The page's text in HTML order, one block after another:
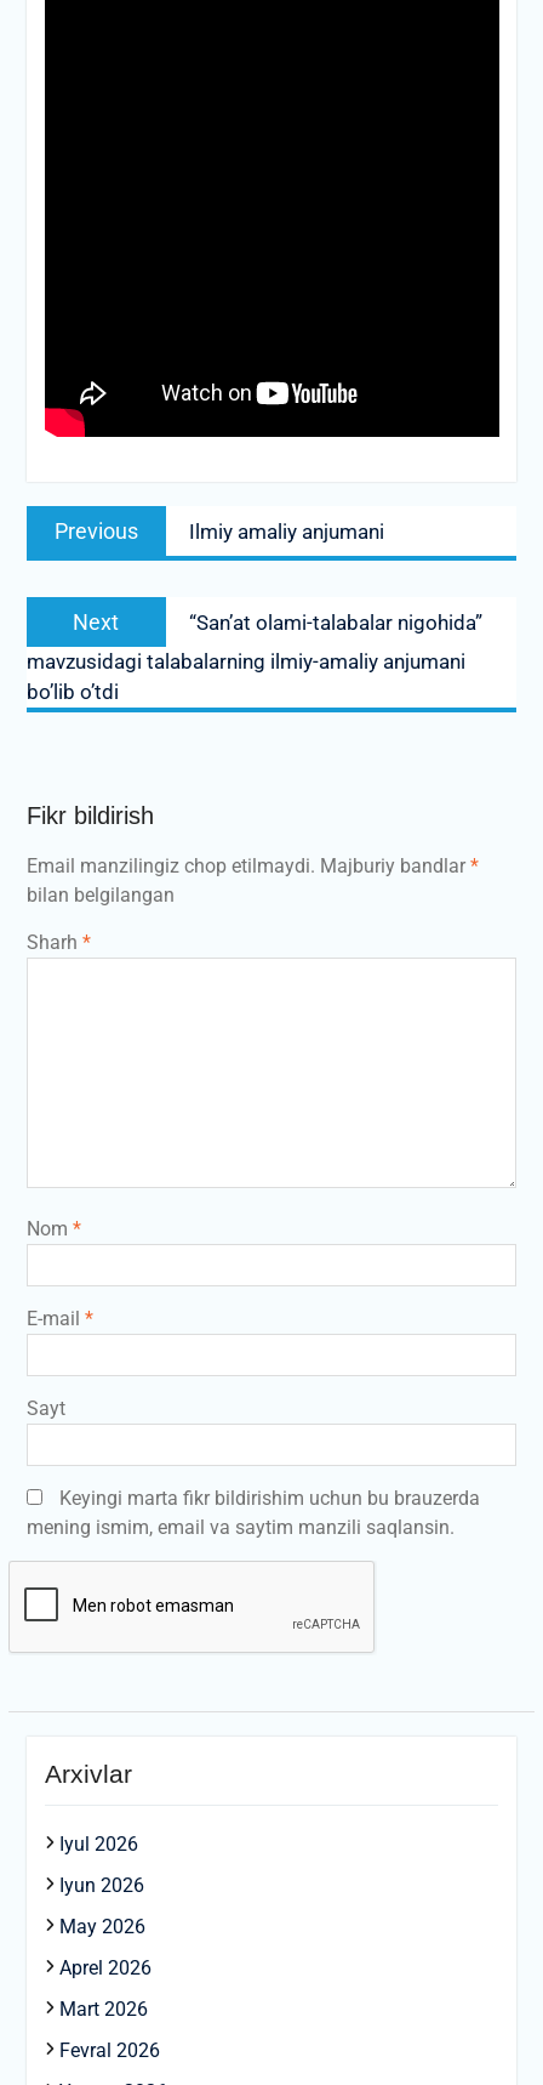
Post
menyusi
Previous
Previous
post:
Ilmiy amaliy anjumani
Next
Next
post:
“San’at olami-talabalar nigohida”
mavzusidagi talabalarning ilmiy-amaliy anjumani
bo’lib o’tdi
Fikr bildirish
Email manzilingiz chop etilmaydi. Majburiy bandlar*
bilan belgilangan
Sharh *
Nom *
E-mail *
Sayt
Keyingi marta fikr bildirishim uchun bu brauzerda
mening ismim, email va saytim manzili saqlansin.
Arxivlar
Iyul 2026
Iyun 2026
May 2026
Aprel 2026
Mart 2026
Fevral 2026